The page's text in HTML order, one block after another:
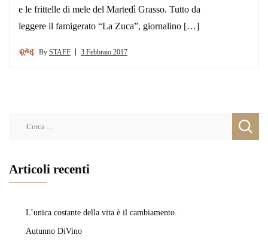
e le frittelle di mele del Martedì Grasso. Tutto da
leggere il famigerato “La Zuca”, giornalino […]
By STAFF 3 Febbraio 2017
Articoli recenti
L’unica costante della vita è il cambiamento.
Autunno DiVino